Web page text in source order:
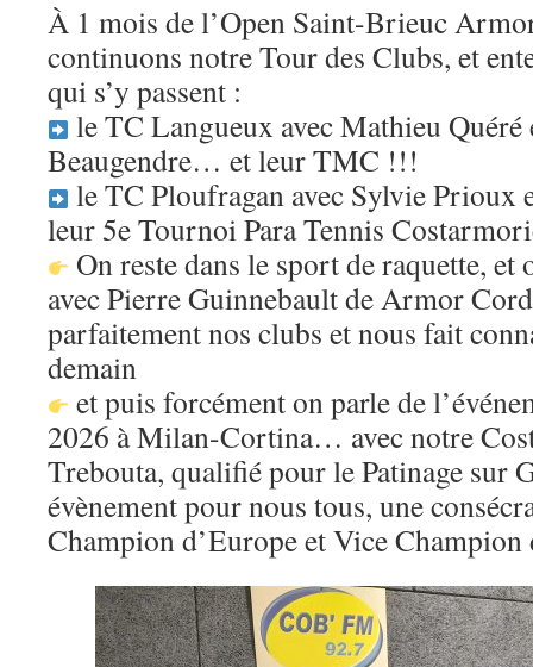
À 1 mois de l’Open Saint-Brieuc
continuons notre Tour des Clubs, et
qui s’y passent :
le TC Langueux avec Mathieu Quéré
Beaugendre… et leur TMC !!!
le TC Ploufragan avec Sylvie Prioux
leur 5e Tournoi Para Tennis
On reste dans le sport de raquette, et
avec Pierre Guinnebault de Armor
parfaitement nos clubs et nous fait
demain
et puis forcément on parle de
2026 à Milan-Cortina… avec notre
Trebouta, qualifié pour le Patinage sur
évènement pour nous tous, une
Champion d’Europe et Vice